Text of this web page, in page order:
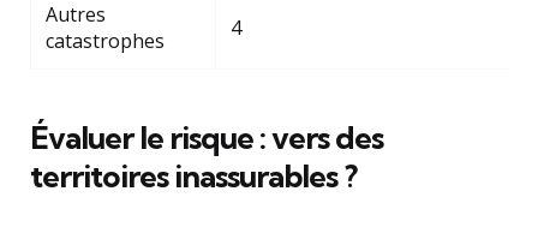
Autres
catastrophes
4
Évaluer le risque : vers des
territoires inassurables ?